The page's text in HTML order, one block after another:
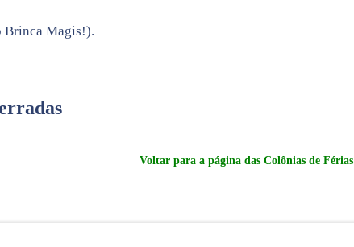
Brinca Magis!).
Voltar para a página das Colônias de Férias